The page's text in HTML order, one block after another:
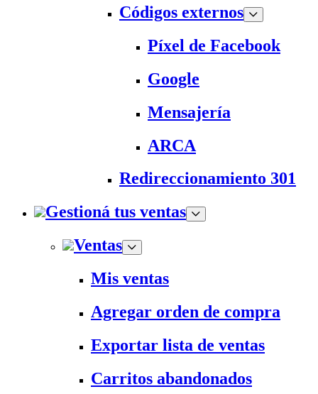
Códigos externos
Píxel de Facebook
Google
Mensajería
ARCA
Redireccionamiento 301
Gestioná tus ventas
Ventas
Mis ventas
Agregar orden de compra
Exportar lista de ventas
Carritos abandonados